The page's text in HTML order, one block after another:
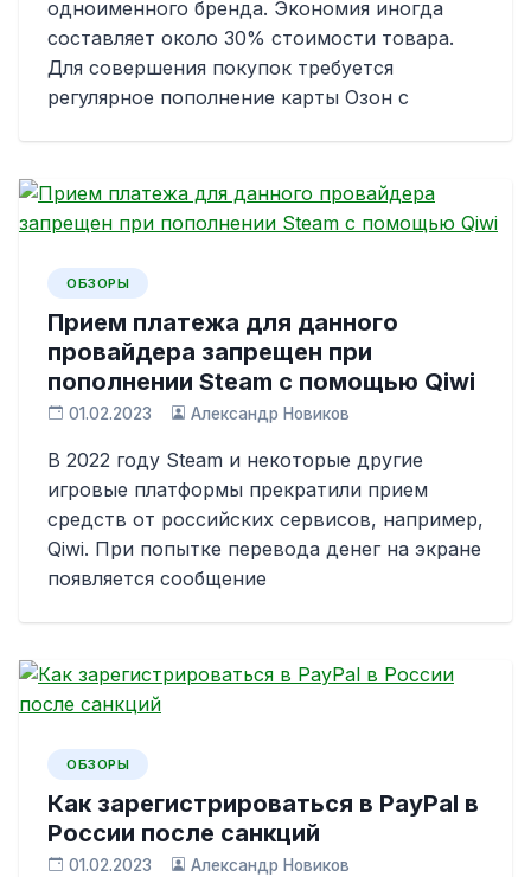
одноименного бренда. Экономия иногда
составляет около 30% стоимости товара.
Для совершения покупок требуется
регулярное пополнение карты Озон с
ОБЗОРЫ
Прием платежа для данного
провайдера запрещен при
пополнении Steam с помощью Qiwi
01.02.2023 Александр Новиков
В 2022 году Steam и некоторые другие
игровые платформы прекратили прием
средств от российских сервисов, например,
Qiwi. При попытке перевода денег на экране
появляется сообщение
ОБЗОРЫ
Как зарегистрироваться в PayPal в
России после санкций
01.02.2023 Александр Новиков